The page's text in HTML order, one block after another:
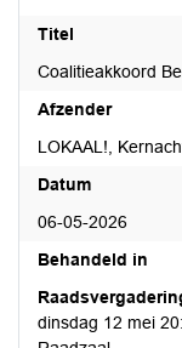
Titel
Coalitieakkoord
Afzender
LOKAAL!,
Datum
06-05-2026
Behandeld in
dinsdag 12 mei